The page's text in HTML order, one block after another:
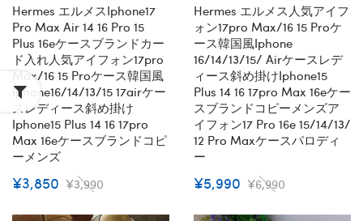
Hermes エルメスiphone17
Pro Max Air 14 16 Pro 15
Plus 16eケースブランドカー
ド入れ人気アイフォン17pro
Max/16 15 Proケース韓国風
Iphone16/14/13/15 17airケー
スレディース斜め掛け
Iphone15 Plus 14 16 17pro
Max 16eケースブランドコピ
ーメンズ
¥3,850 ¥3,990
Hermes エルメス人気アイフ
ォン17pro Max/16 15 Proケ
ース韓国風iphone
16/14/13/15/ Airケースレデ
ィース斜め掛けiphone15
Plus 14 16 17pro Max 16eケー
スブランドコピーメンズア
イフォン17 Pro 16e 15/14/13/
12 Pro Maxケースパロディ
ー
¥5,990 ¥6,990